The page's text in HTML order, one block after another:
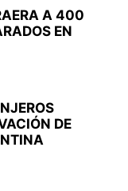
A 400
EN
DE